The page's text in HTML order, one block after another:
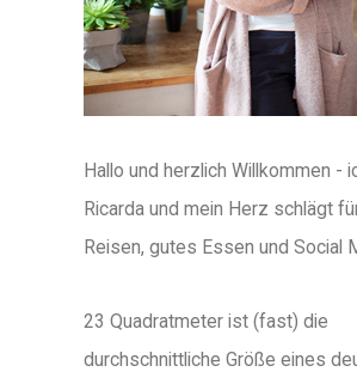
Hallo und herzlich Willkommen -
Ricarda und mein Herz schlägt
Reisen, gutes Essen und Social
23 Quadratmeter ist (fast) die
durchschnittliche Größe eines